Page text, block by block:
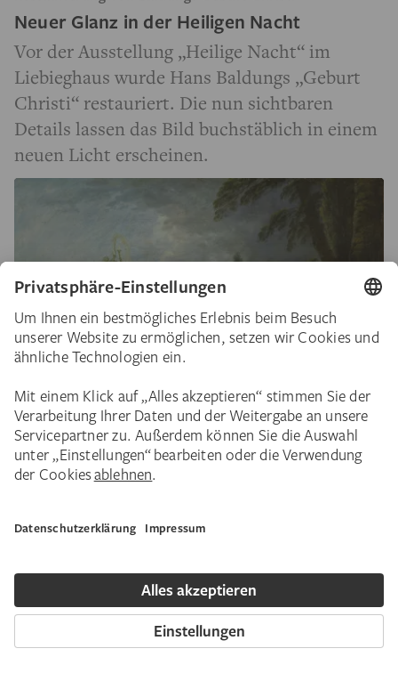
Neuer Glanz in der Heiligen Nacht
Vor der Ausstellung „Heilige Nacht“ im
Liebieghaus wurde Hans Baldungs „Geburt
Christi“ restauriert. Die nun sichtbaren
Details lassen das Bild buchstäblich in einem
neuen Licht erscheinen.
„Die Einschiffung nach Kythera“ von
Es ist eines der wertvollsten Gemälde des
Städel – und das Schlüsselwerk des
französischen Künstlers Antoine Watteau.
Was macht „Die Einschiffung nach Kythera“